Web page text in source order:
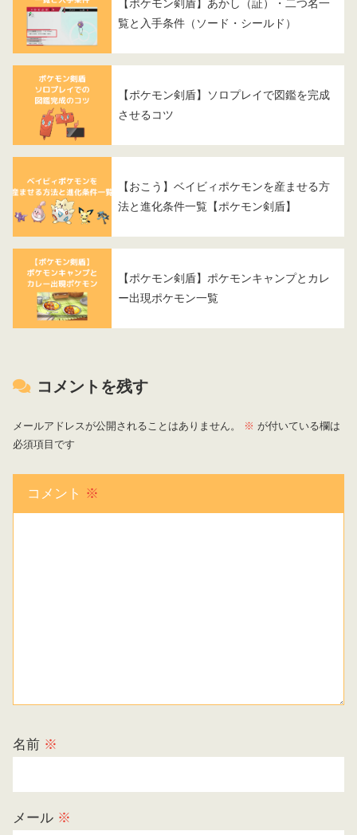
【ポケモン剣盾】あかし（証）・二つ名一
覧と入手条件（ソード・シールド）
【ポケモン剣盾】ソロプレイで図鑑を完成
させるコツ
【おこう】ベイビィポケモンを産ませる方
法と進化条件一覧【ポケモン剣盾】
【ポケモン剣盾】ポケモンキャンプとカレ
ー出現ポケモン一覧
コメントを残す
メールアドレスが公開されることはありません。 ※ が付いている欄は
必須項目です
コメント ※
名前 ※
メール ※